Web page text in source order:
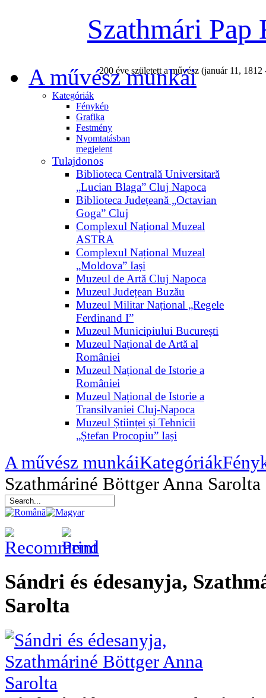
Szathmári Pap
200 éve született a művész (január 11,
A művész munkái
Kategóriák
Fénykép
Grafika
Festmény
Nyomtatásban
megjelent
Tulajdonos
Biblioteca Centrală Universitară
„Lucian Blaga” Cluj Napoca
Biblioteca Județeană „Octavian
Goga” Cluj
Complexul Național Muzeal
ASTRA
Complexul Național Muzeal
„Moldova” Iași
Muzeul de Artă Cluj Napoca
Muzeul Județean Buzău
Muzeul Militar Național „Regele
Ferdinand I”
Muzeul Municipiului București
Muzeul Național de Artă al
României
Muzeul Național de Istorie a
României
Muzeul Național de Istorie a
Transilvaniei Cluj-Napoca
Muzeul Științei și Tehnicii
„Ștefan Procopiu” Iași
A művész munkáiKategóriák
Szathmáriné Böttger Anna Sarolta
Sándri és édesanyja,
Sarolta